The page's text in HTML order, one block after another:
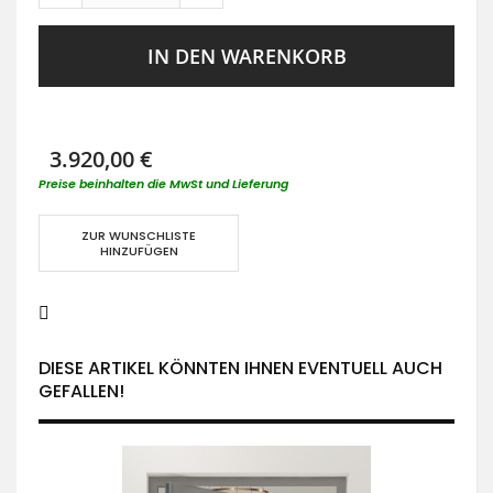
IN DEN WARENKORB
3.920,00 €
Preise beinhalten die MwSt und Lieferung
ZUR WUNSCHLISTE
HINZUFÜGEN
DIESE ARTIKEL KÖNNTEN IHNEN EVENTUELL AUCH
GEFALLEN!